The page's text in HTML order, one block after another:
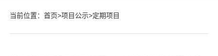
当前位置： 首页>项目公示>定期项目